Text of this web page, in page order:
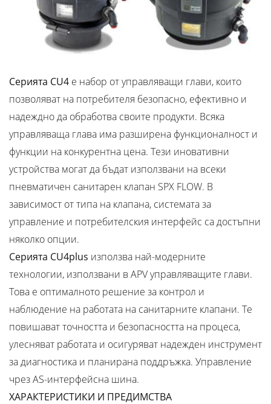
Серията CU4 е набор от управляващи глави, които
позволяват на потребителя безопасно, ефективно и
надеждно да обработва своите продукти. Всяка
управляваща глава има разширена функционалност и
функции на конкурентна цена. Тези иновативни
устройства могат да бъдат използвани на всеки
пневматичен санитарен клапан SPX FLOW. В
зависимост от типа на клапана, системата за
управление и потребителския интерфейс са достъпни
няколко опции.
Серията CU4plus използва най-модерните
технологии, използвани в APV управляващите глави.
Това е оптималното решение за контрол и
наблюдение на работата на санитарните клапани. Те
повишават точността и безопасността на процеса,
улесняват работата и осигуряват надежден инструмент
за диагностика и планирана поддръжка. Управление
чрез AS-интерфейсна шина.
ХАРАКТЕРИСТИКИ И ПРЕДИМСТВА